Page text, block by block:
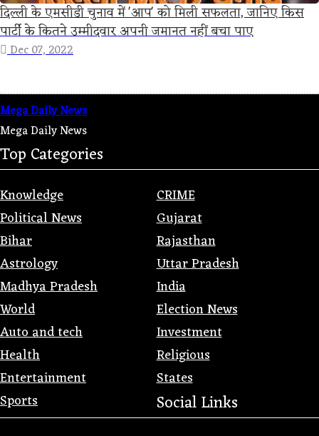
दिल्ली के एमसीडी चुनाव में 'आप' को मिली सफलता, जानिए किस
पार्टी के कितने उम्मीदवार अपनी जमानत नहीं बचा पाए
Dec 07, 2022
Mega Daily News
Mega Daily News
Top Categories
Knowledge
CRIME
Political News
Gujarat
Bihar
Rajasthan
Astrology
Uttar Pradesh
Madhya Pradesh
India
World
Election News
Auto and tech
Investment
Health
Religious
Entertainment
States
Sports
Social Links